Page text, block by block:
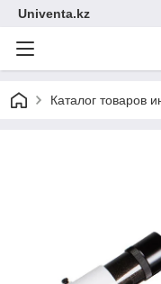
Univenta.kz
Каталог товаров